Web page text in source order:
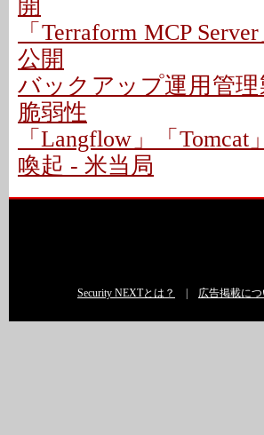
開
「Terraform MCP
公開
バックアップ運用管理
脆弱性
「Langflow」「
喚起 - 米当局
Security NEXTとは？ 広告掲載につ